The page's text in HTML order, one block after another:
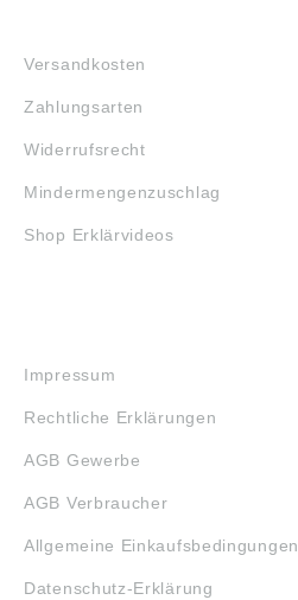
Versandkosten
Zahlungsarten
Widerrufsrecht
Mindermengenzuschlag
Shop Erklärvideos
Impressum
Rechtliche Erklärungen
AGB Gewerbe
AGB Verbraucher
Allgemeine Einkaufsbedingungen
Datenschutz-Erklärung